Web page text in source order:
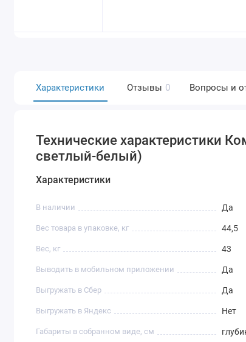
Характеристики Отзывы 0 Вопросы и
Технические характеристики
светлый-белый)
Характеристики
В наличии Да
Вес товара в упаковке, кг 44,5
Вес, кг 43
Выводить в мобильном приложении Да
Выгружать в Сбер Да
Выгружать в Яндекс Нет
Габариты в собранном виде, см